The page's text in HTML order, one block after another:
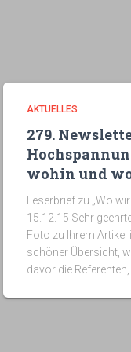
AKTUELLES
279.
wohin und
Leserbrief zu „Wo
15.12.15 Sehr
Foto zu Ihrem Artikel
schöner Übersicht,
davor die